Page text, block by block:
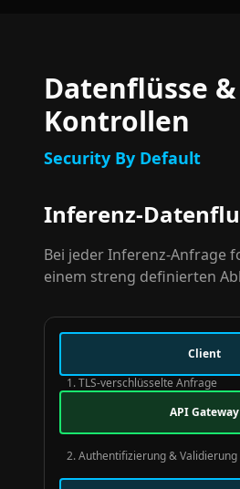
Datenflüsse &
Kontrollen
Security By Default
Inferenz-
Bei jeder Inferenz-Anfrage
einem streng definierten
Client
1. TLS-verschlüsselte Anfrage
API Gateway
2. Authentifizierung & Validierung